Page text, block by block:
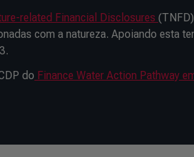
related Financial Disclosures
com a natureza. Apoiando esta
do Finance Water Action Pathway